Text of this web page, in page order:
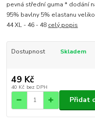
pevná střední guma * dodání
95% bavlny 5% elastanu
44 XL - 46 - 48 celý popis
Dostupnost Skladem
49 Kč
40 Kč bez DPH
Přidat